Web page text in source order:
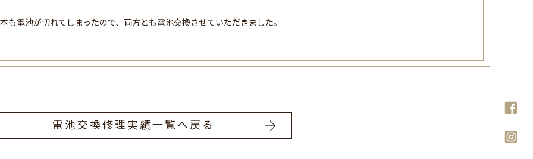
も電池が切れてしまったので、両方とも電池交換させていただきました。
電池交換修理実績一覧へ戻る